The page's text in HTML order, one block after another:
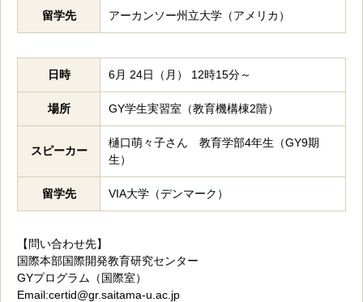
留学先 アーカンソー州立大学（アメリカ）
日時 6月 24日（月） 12時15分～
場所 GY学生実習室（教育機構棟2階）
スピーカー
樋口萌々子さん 教育学部4年生（GY9期
生）
留学先 VIA大学（デンマーク）
【問い合わせ先】
国際本部国際開発教育研究センター
GYプログラム（国際室）
Email:certid@gr.saitama-u.ac.jp